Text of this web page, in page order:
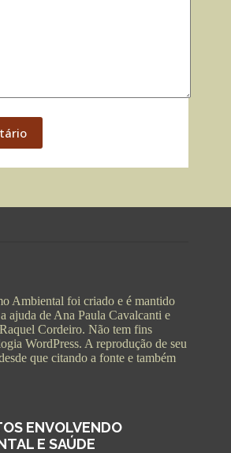
Ambiental foi criado e é mantido
ajuda de Ana Paula Cavalcanti e
Cordeiro. Não tem fins
WordPress. A reprodução de seu
que citando a fonte e também
ENVOLVENDO
E SAÚDE